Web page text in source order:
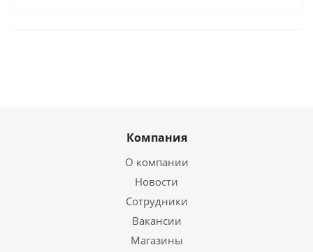
Компания
О компании
Новости
Сотрудники
Вакансии
Магазины